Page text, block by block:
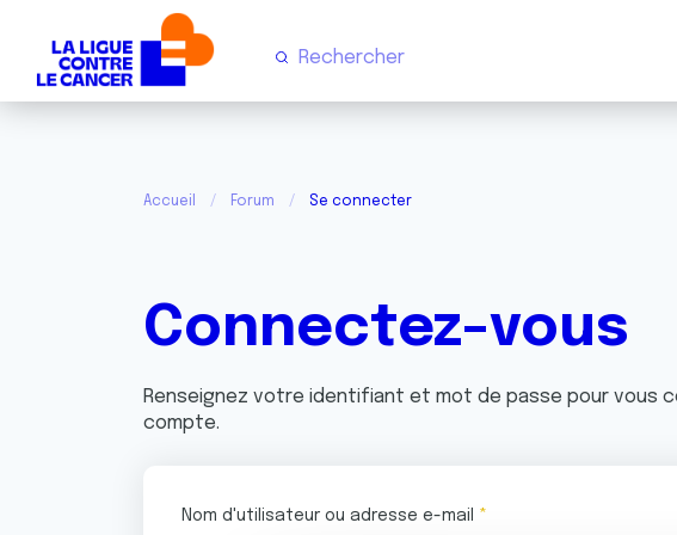
Accueil Forum Se connecter
Connectez-vous
Renseignez votre identifiant et mot de passe pour vous
compte.
Nom d'utilisateur ou adresse e-mail